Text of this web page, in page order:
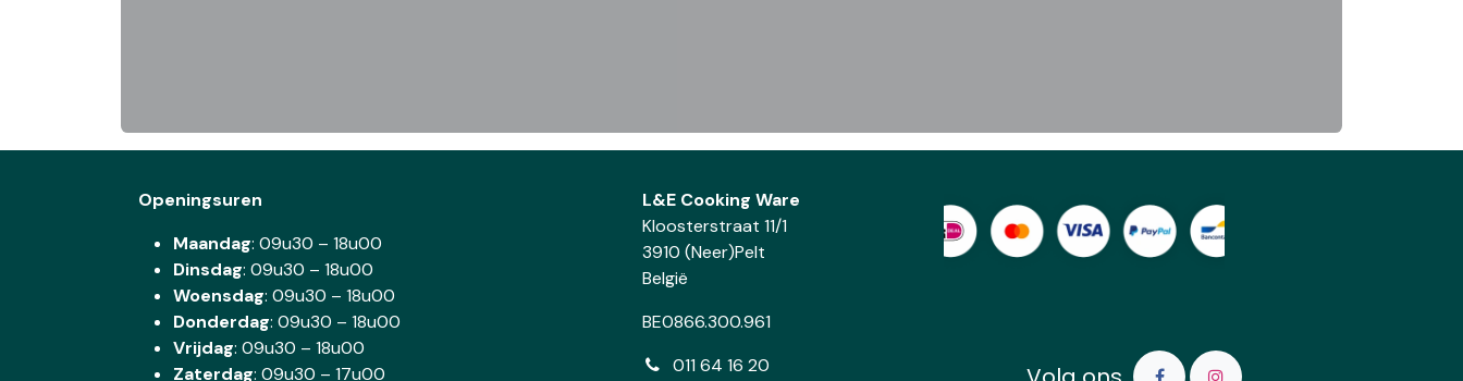
Openingsuren
Maandag: 09u30 – 18u00
Dinsdag: 09u30 – 18u00
Woensdag: 09u30 – 18u00
Donderdag: 09u30 – 18u00
Vrijdag: 09u30 – 18u00
Zaterdag: 09u30 – 17u00
L&E Cooking Ware
Kloosterstraat 11/1
3910 (Neer)Pelt
België
BE0866.300.961
011 64 16 20